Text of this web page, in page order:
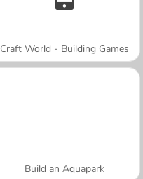
Craft World - Building Games
Build an Aquapark